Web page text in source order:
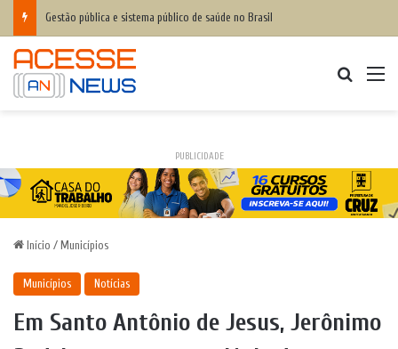
Gestão pública e sistema público de saúde no Brasil
PUBLICIDADE
Início / Municípios
Municípios Notícias
Em Santo Antônio de Jesus, Jerônimo